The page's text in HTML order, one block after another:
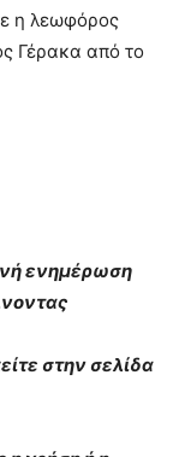
η λεωφόρος
Γέρακα από το
ενημέρωση
στην σελίδα